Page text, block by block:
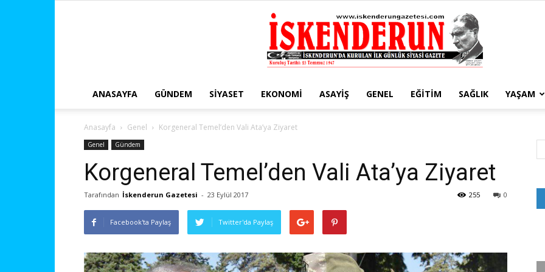
ANASAYFA GÜNDEM SIYASET EKONOMI ASAYIŞ GENEL EĞITIM SAĞLIK YAŞAM
Anasayfa Genel Korgeneral Temel’den Vali Ata’ya Ziyaret
Genel Gündem
Korgeneral Temel’den Vali Ata’ya Ziyaret
Tarafından İskenderun Gazetesi - 23 Eylül 2017 0
255
Facebook'ta Paylaş Twitter'da Paylaş